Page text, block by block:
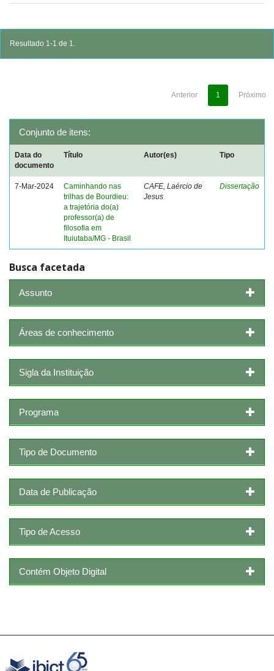
Resultado 1-1 de 1.
Anterior 1 Próximo
Conjunto de itens:
Data do
documento
Título Autor(es) Tipo
7-Mar-2024
Caminhando nas
trilhas de Bourdieu:
a trajetória do(a)
professor(a) de
filosofia em
Ituiutaba/MG - Brasil
CAFE, Laércio de
Jesus
Dissertação
Busca facetada
Assunto
Áreas de conhecimento
Sigla da Instituição
Programa
Tipo de Documento
Data de Publicação
Tipo de Acesso
Contém Objeto Digital